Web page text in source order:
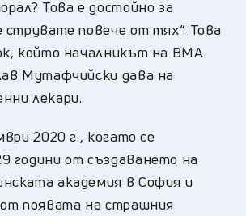
Това е достойно за
повече от тях“. Това
който началникът на ВМА
Мутафчийски дава на
лекари.
2020 г., когато се
години от създаването на
академия в София и
появата на страшния